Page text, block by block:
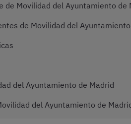
de Movilidad del Ayuntamiento de
de Movilidad del
del Ayuntamiento de Madrid
del Ayuntamiento de